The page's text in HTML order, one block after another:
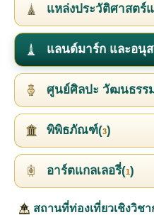
แหล่งประวัติศาสตร์
แลนด์มาร์ก และอนุ
ศูนย์ศิลปะ วัฒนธรร
พิพิธภัณฑ์(3)
อาร์ตแกลเลอรี่(1)
สถานที่ท่องเที่ยวเชิงวิชา